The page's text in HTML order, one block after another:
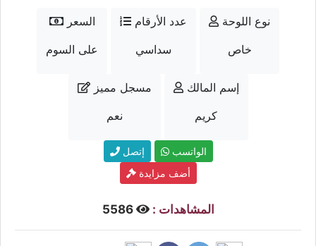
السعر
على السوم
عدد الأرقام
سداسي
نوع اللوحة
خاص
مسجل مميز
نعم
إسم المالك
كريم
إتصل
الواتسب
أضف مزايدة
المشاهدات : 5586